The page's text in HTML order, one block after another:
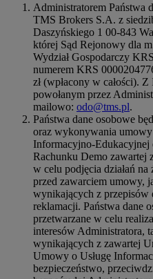
Administratorem Państwa
TMS Brokers S.A. z
Daszyńskiego 1 00-843
której Sąd Rejonowy dla
Wydział Gospodarczy
numerem KRS
zł (wpłacony w całości).
powołanym przez
mailowo: odo@tms.pl.
Państwa dane osobowe
oraz wykonywania umowy
Informacyjno-Edukacyjnej
Rachunku Demo zawartej
w celu podjęcia działań
przed zawarciem umowy,
wynikających z przepisów
reklamacji. Państwa dane
przetwarzane w celu
interesów Administratora,
wynikających z zawartej
Umowy o Usługę
bezpieczeństwo,